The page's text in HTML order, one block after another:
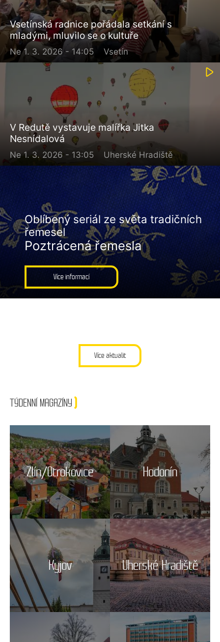
Vsetínská radnice pořádala setkání s
mladými, mluvilo se o kultuře
Ne 1. 3. 2026 - 14:05 Vsetín
V Redutě vystavuje malířka Jitka
Nesnídalová
Ne 1. 3. 2026 - 13:05 Uherské Hradiště
Více aktualit
Oblíbený seriál ze světa tradičních
řemesel
Poztrácená řemesla
Více informací
TÝDENNÍ MAGAZÍNY
Zlín/Otrokovice Hodonín
Kyjov Uherské Hradiště